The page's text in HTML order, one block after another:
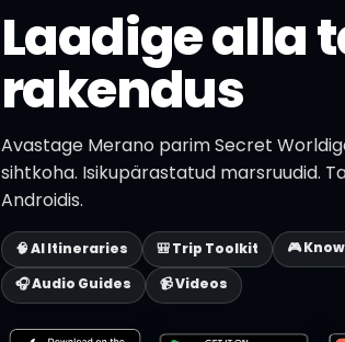
Laadige alla
rakendus
Avastage Merano parim Secret
sihtkoha. Isikupärastatud marsruudid.
Androidis.
🧠 AI Itineraries 🎒 Trip Toolkit
🎮
🎧 Audio Guides
📹 Videos